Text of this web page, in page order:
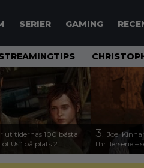
SERIER GAMING
ut tidernas 100 bästa
Us” på plats 2
3. Joel
thrillerserie –